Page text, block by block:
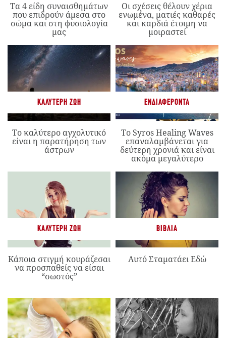
Τα 4 είδη συναισθημάτων
που επιδρούν άμεσα στο
σώμα και στη φυσιολογία
μας
Οι σχέσεις θέλουν χέρια
ενωμένα, ματιές καθαρές
και καρδιά έτοιμη να
μοιραστεί
ΚΑΛΎΤΕΡΗ ΖΩΉ
Το καλύτερο αγχολυτικό
είναι η παρατήρηση των
άστρων
ΕΝΔΙΑΦΈΡΟΝΤΑ
Το Syros Healing Waves
επαναλαμβάνεται για
δεύτερη χρονιά και είναι
ακόμα μεγαλύτερο
ΚΑΛΎΤΕΡΗ ΖΩΉ
Κάποια στιγμή κουράζεσαι
να προσπαθείς να είσαι
“σωστός”
ΒΙΒΛΊΑ
Αυτό Σταματάει Εδώ